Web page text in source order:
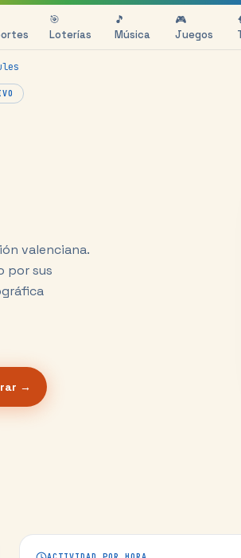
🎯
Loterías
🎵
Música
🎮
Juegos
valenciana.
por sus
→